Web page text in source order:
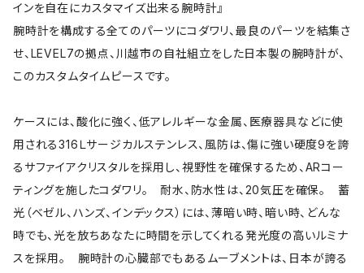
インを自在にカスタマイズ出来る腕時計』
腕時計を構成する全てのパーツにコダワリ、最良のパーツを結集さ
せ、LEVEL7の拠点、川越市の自社組立をした日本製の腕時計が、
このカスタムタイムピースです。
ケースには、酸化に強く、低アレルギーな金属、医療器具などに使
用される316Ｌサージカルステンレス、風防は、傷に強い硬度9を誇
るサファイアクリスタルを採用し、視野性を確保するため、ARコー
ティングを施したコダワリ。 耐水、防水性は、20気圧を確保。 蓄
光（ベゼル、ハンズ、インデックス）には、薄暗い時、暗い時、どんな
時でも、光を放ちあなたに時間を示してくれる発光度の高いルミナ
スを採用。 腕時計の心臓部でもあるムーブメントは、日本が誇る